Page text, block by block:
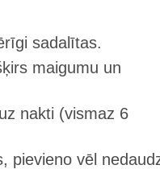
sadalītas.
maigumu un
nakti (vismaz 6
pievieno vēl